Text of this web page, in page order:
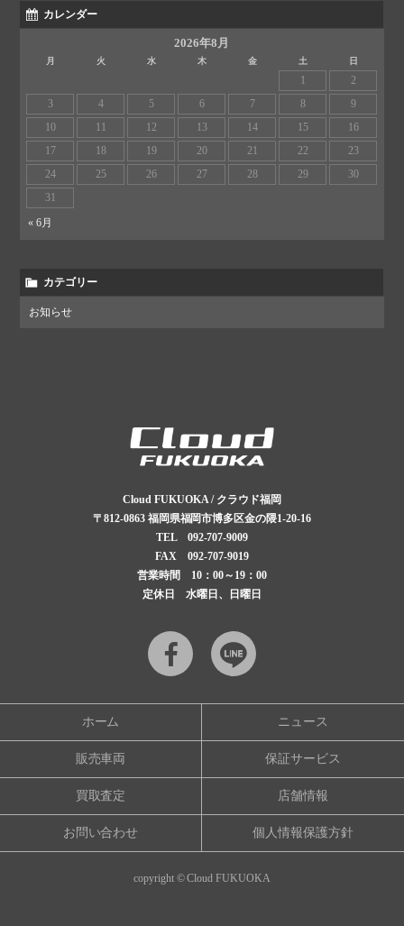
カレンダー
2026年8月
月 火 水 木 金 土 日
1
2
3
4 5 6 7 8
9
10
11 12 13 14 15
16
17
18 19 20 21 22
23
24
25 26 27 28 29
30
31
« 6月
カテゴリー
お知らせ
Cloud FUKUOKA / クラウド福岡
〒812-0863 福岡県福岡市博多区金の隈1-20-16
TEL 092-707-9009
FAX 092-707-9019
営業時間 10：00～19：00
定休日 水曜日、日曜日
Facebook
ホーム ニュース
販売車両 保証サービス
買取査定 店舗情報
お問い合わせ 個人情報保護方針
copyright © Cloud FUKUOKA